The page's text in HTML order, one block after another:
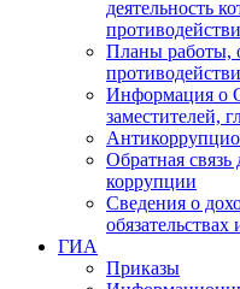
деятельность
Планы работы,
Информация о
заместителей,
Обратная
коррупции
Сведения о
ГИА
Приказы